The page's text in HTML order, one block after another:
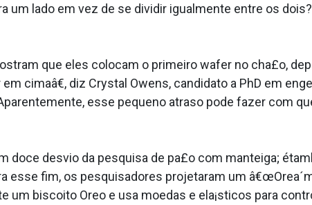
um lado em vez de se dividir igualmente entre os
que eles colocam o primeiro wafer no cha£o,
cimaâ€, diz Crystal Owens, candidato a PhD em
esse pequeno atraso pode fazer com
doce desvio da pesquisa de pa£o com manteiga;
esse fim, os pesquisadores projetaram um
biscoito Oreo e usa moedas e ela¡sticos para